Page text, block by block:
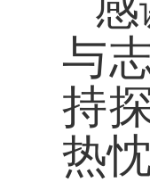
与
持
热忱